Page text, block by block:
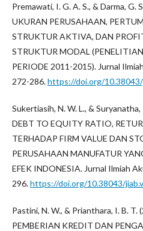
Premawati, I. G. A. S., & Darma, G.
UKURAN PERUSAHAAN,
STRUKTUR AKTIVA, DAN
STRUKTUR MODAL
PERIODE 2011-2015). Jurnal
272-286.https://doi.org/
Sukertiasih, N. W. L., & Suryanatha,
DEBT TO EQUITY RATIO,
TERHADAP FIRM VALUE DAN
PERUSAHAAN MANUFATUR
EFEK INDONESIA. Jurnal Ilmiah
296.https://doi.org/10.38043/
Pastini, N. W., & Prianthara, I. B. T.
PEMBERIAN KREDIT DAN